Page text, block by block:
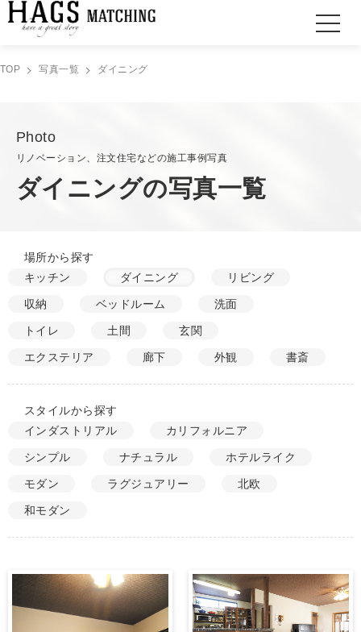
TOP 写真一覧 ダイニング
Photo
リノベーション、注文住宅などの施工事例写真
ダイニングの写真一覧
場所から探す
キッチン
ダイニング リビング
収納 ベッドルーム 洗面
トイレ 土間 玄関
エクステリア 廊下 外観 書斎
スタイルから探す
インダストリアル
カリフォルニア
シンプル ナチュラル ホテルライク
モダン ラグジュアリー 北欧
和モダン